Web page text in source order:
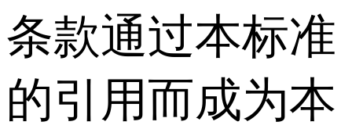
条款通过本标准
的引用而成为本